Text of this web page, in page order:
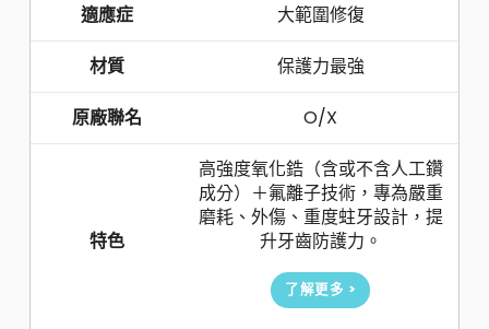
適應症 大範圍修復
材質 保護力最強
原廠聯名 O/X
特色
高強度氧化鋯（含或不含人工鑽
成分）＋氟離子技術，專為嚴重
磨耗、外傷、重度蛀牙設計，提
升牙齒防護力。
了解更多 >